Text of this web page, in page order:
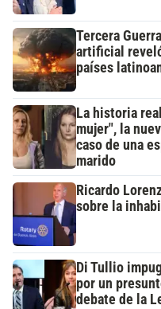
Tercera
artificial
países
La historia
mujer", la
caso de una
marido
Ricardo
sobre la
Di Tullio
por un
debate de la